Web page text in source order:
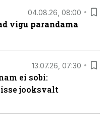
04.08.26, 08:00
vigu parandama
13.07.26, 07:30
ei sobi:
jooksvalt